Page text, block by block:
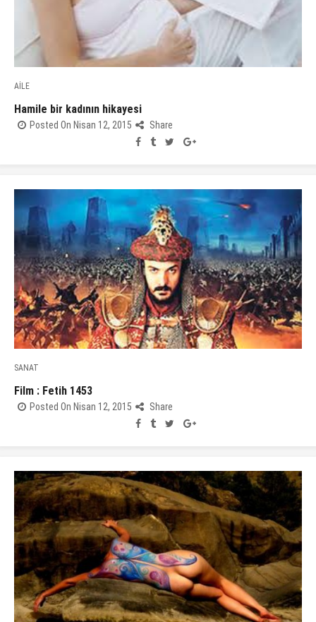
AİLE
Hamile bir kadının hikayesi
Posted On Nisan 12, 2015 Share
SANAT
Film : Fetih 1453
Posted On Nisan 12, 2015 Share